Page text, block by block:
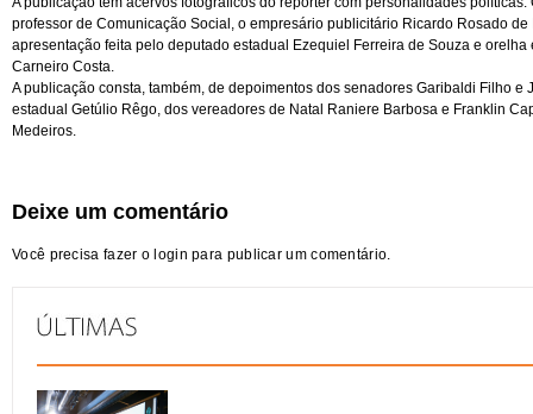
professor de Comunicação Social, o empresário publicitário Ricardo Rosado
apresentação feita pelo deputado estadual Ezequiel Ferreira de Souza e
Carneiro Costa.
A publicação consta, também, de depoimentos dos senadores Garibaldi Filho e
estadual Getúlio Rêgo, dos vereadores de Natal Raniere Barbosa e Franklin
Medeiros.
Deixe um comentário
Você precisa fazer o login para publicar um comentário.